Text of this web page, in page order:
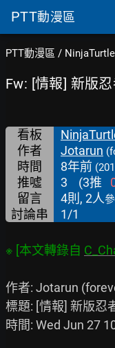
PTT動漫區
PTT動漫區 /
Fw: [情報] 新版
看板
作者
Jotarun
時間 8年前
推噓 3 (3推
留言
4則, 2人
討論串 1/1
※ [本文轉錄自
作者: Jotarun
標題: [情報] 新版忍
時間: Wed Jun 27